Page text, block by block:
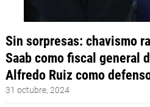
Sin sorpresas: chavismo
Saab como fiscal general
Alfredo Ruiz como
31 octubre, 2024